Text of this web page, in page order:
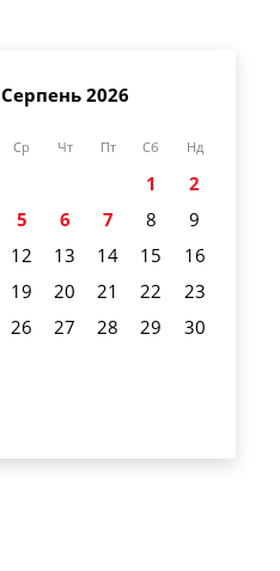
Серпень 2026
Ср Чт Пт Сб Нд
1
2
5 6 7 8
9
12 13 14 15
16
19 20 21 22
23
26 27 28 29
30